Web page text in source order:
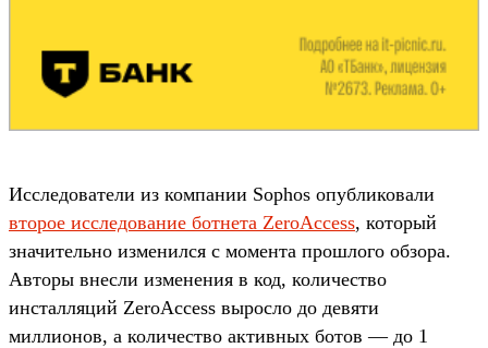
Исследователи из компании Sophos опубликовали
второе исследование ботнета ZeroAccess, который
значительно изменился с момента прошлого обзора.
Авторы внесли изменения в код, количество
инсталляций ZeroAccess выросло до девяти
миллионов, а количество активных ботов — до 1